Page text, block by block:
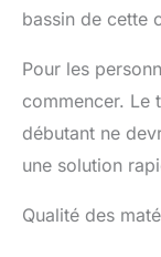
bassin de cette
Pour les
commencer. Le
débutant ne
une solution
Qualité des